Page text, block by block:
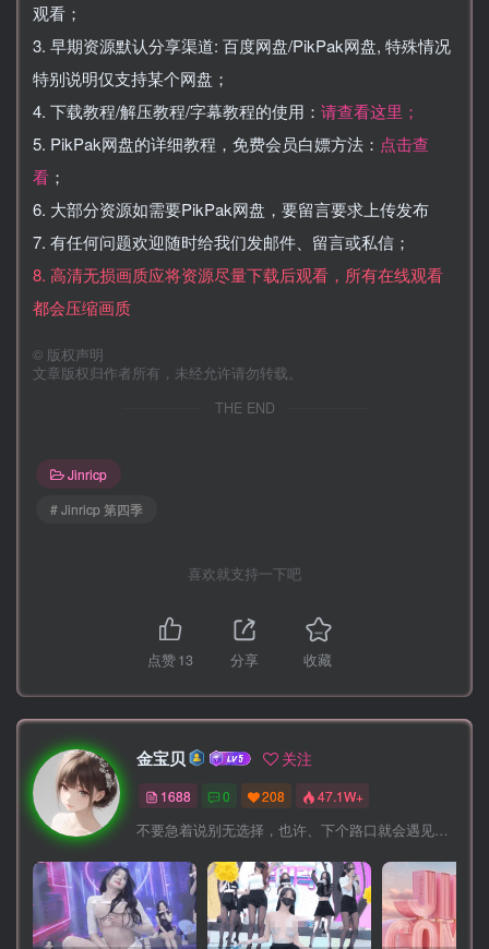
观看；
3. 早期资源默认分享渠道: 百度网盘/PikPak网盘, 特殊情况
特别说明仅支持某个网盘；
4. 下载教程/解压教程/字幕教程的使用： 请查看这里；
5. PikPak网盘的详细教程，免费会员白嫖方法： 点击查
看 ；
6. 大部分资源如需要PikPak网盘，要留言要求上传发布
7. 有任何问题欢迎随时给我们发邮件、留言或私信；
8. 高清无损画质应将资源尽量下载后观看，所有在线观看
都会压缩画质
© 版权声明
文章版权归作者所有，未经允许请勿转载。
THE END
Jinricp
# Jinricp 第四季
喜欢就支持一下吧
点赞13 分享 收藏
金宝贝 关注
1688 0 208 47.1W+
不要急着说别无选择，也许、下个路口就会遇见希望